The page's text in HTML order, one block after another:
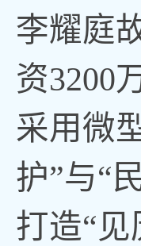
李耀庭
资3200
采用微
护”与“
打造“